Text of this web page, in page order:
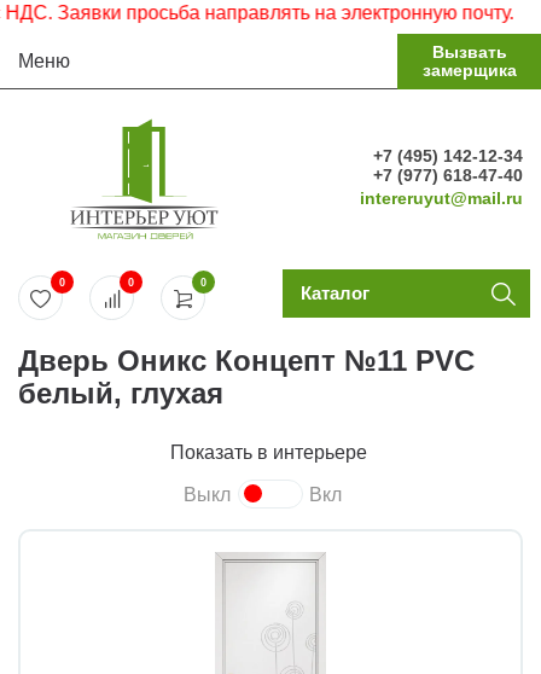
Заявки просьба направлять на электронную почту.
Меню
Вызвать
замерщика
+7 (495) 142-12-34
+7 (977) 618-47-40
intereruyut@mail.ru
0
0 0 Каталог
Дверь Оникс Концепт №11 PVC
белый, глухая
Показать в интерьере
Выкл Вкл